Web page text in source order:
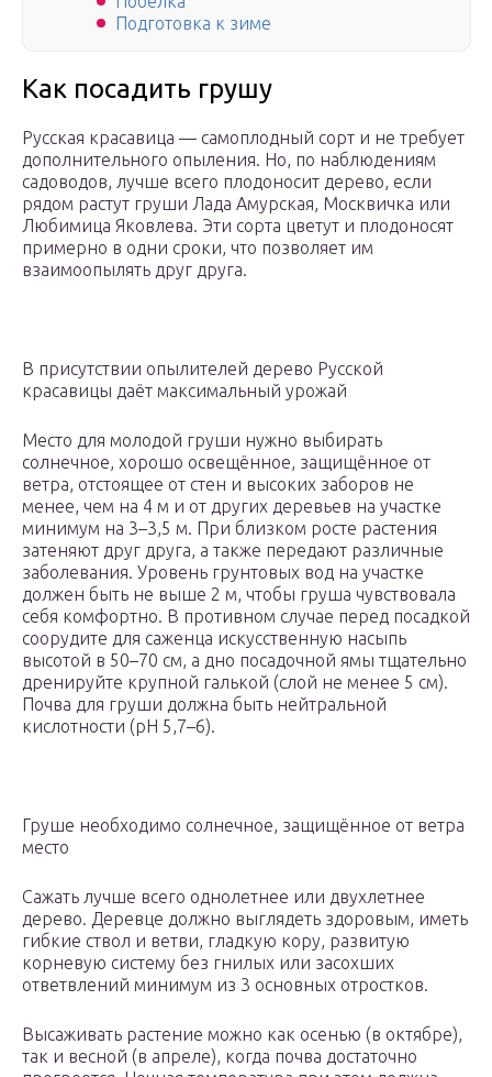
Подготовка к зиме
Как посадить грушу
Русская красавица — самоплодный сорт и не требует
дополнительного опыления. Но, по наблюдениям
садоводов, лучше всего плодоносит дерево, если
рядом растут груши Лада Амурская, Москвичка или
Любимица Яковлева. Эти сорта цветут и плодоносят
примерно в одни сроки, что позволяет им
взаимоопылять друг друга.
В присутствии опылителей дерево Русской
красавицы даёт максимальный урожай
Место для молодой груши нужно выбирать
солнечное, хорошо освещённое, защищённое от
ветра, отстоящее от стен и высоких заборов не
менее, чем на 4 м и от других деревьев на участке
минимум на 3–3,5 м. При близком росте растения
затеняют друг друга, а также передают различные
заболевания. Уровень грунтовых вод на участке
должен быть не выше 2 м, чтобы груша чувствовала
себя комфортно. В противном случае перед посадкой
соорудите для саженца искусственную насыпь
высотой в 50–70 см, а дно посадочной ямы тщательно
дренируйте крупной галькой (слой не менее 5 см).
Почва для груши должна быть нейтральной
кислотности (pH 5,7–6).
Груше необходимо солнечное, защищённое от ветра
место
Сажать лучше всего однолетнее или двухлетнее
дерево. Деревце должно выглядеть здоровым, иметь
гибкие ствол и ветви, гладкую кору, развитую
корневую систему без гнилых или засохших
ответвлений минимум из 3 основных отростков.
Высаживать растение можно как осенью (в октябре),
так и весной (в апреле), когда почва достаточно